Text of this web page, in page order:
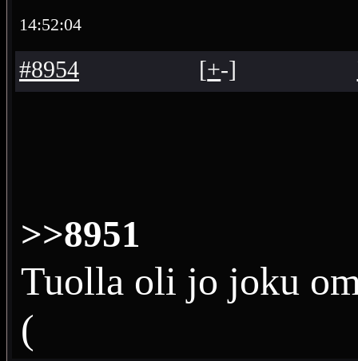
14:52:04
#8954 [+-]
>>8951
Tuolla oli jo joku
(